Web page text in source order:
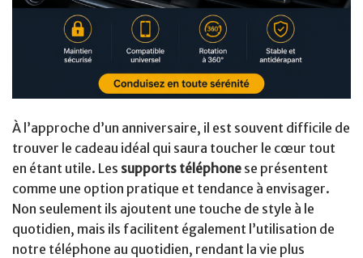
À l’approche d’un anniversaire, il est souvent difficile de
trouver le cadeau idéal qui saura toucher le cœur tout
en étant utile. Les supports téléphone se présentent
comme une option pratique et tendance à envisager.
Non seulement ils ajoutent une touche de style à le
quotidien, mais ils facilitent également l’utilisation de
notre téléphone au quotidien, rendant la vie plus